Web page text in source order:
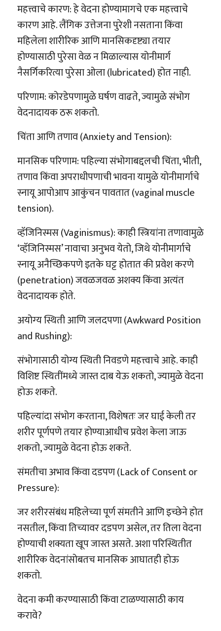
महत्त्वाचे कारण: हे वेदना होण्यामागचे एक महत्त्वाचे
कारण आहे. लैंगिक उत्तेजना पुरेशी नसताना किंवा
महिलेला शारीरिक आणि मानसिकदृष्ट्या तयार
होण्यासाठी पुरेसा वेळ न मिळाल्यास योनीमार्ग
नैसर्गिकरित्या पुरेसा ओला (lubricated) होत नाही.
परिणाम: कोरडेपणामुळे घर्षण वाढते, ज्यामुळे संभोग
वेदनादायक ठरू शकतो.
चिंता आणि तणाव (Anxiety and Tension):
मानसिक परिणाम: पहिल्या संभोगाबद्दलची चिंता, भीती,
तणाव किंवा अपराधीपणाची भावना यामुळे योनीमार्गाचे
स्नायू आपोआप आकुंचन पावतात (vaginal muscle
tension).
व्हॅजिनिस्मस (Vaginismus): काही स्त्रियांना तणावामुळे
‘व्हॅजिनिस्मस’ नावाचा अनुभव येतो, जिथे योनीमार्गाचे
स्नायू अनैच्छिकपणे इतके घट्ट होतात की प्रवेश करणे
(penetration) जवळजवळ अशक्य किंवा अत्यंत
वेदनादायक होते.
अयोग्‍य स्थिती आणि जलदपणा (Awkward Position
and Rushing):
संभोगासाठी योग्य स्थिती निवडणे महत्त्वाचे आहे. काही
विशिष्ट स्थितींमध्ये जास्त दाब येऊ शकतो, ज्यामुळे वेदना
होऊ शकते.
पहिल्यांदा संभोग करताना, विशेषतः जर घाई केली तर
शरीर पूर्णपणे तयार होण्याआधीच प्रवेश केला जाऊ
शकतो, ज्यामुळे वेदना होऊ शकते.
संमतीचा अभाव किंवा दडपण (Lack of Consent or
Pressure):
जर शरीरसंबंध महिलेच्या पूर्ण संमतीने आणि इच्छेने होत
नसतील, किंवा तिच्यावर दडपण असेल, तर तिला वेदना
होण्याची शक्यता खूप जास्त असते. अशा परिस्थितीत
शारीरिक वेदनांसोबतच मानसिक आघातही होऊ
शकतो.
वेदना कमी करण्यासाठी किंवा टाळण्यासाठी काय
करावे?